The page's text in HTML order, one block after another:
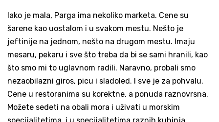
Iako je mala, Parga ima nekoliko marketa. Cene su
šarene kao uostalom i u svakom mestu. Nešto je
jeftinije na jednom, nešto na drugom mestu. Imaju
mesaru, pekaru i sve što treba da bi se sami hranili, kao
što smo mi to uglavnom radili. Naravno, probali smo
nezaobilazni giros, picu i sladoled. I sve je za pohvalu.
Cene u restoranima su korektne, a ponuda raznovrsna.
Možete sedeti na obali mora i uživati u morskim